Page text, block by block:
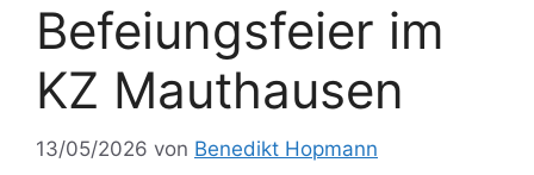
Befeiungsfeier im
KZ Mauthausen
13/05/2026 von Benedikt Hopmann